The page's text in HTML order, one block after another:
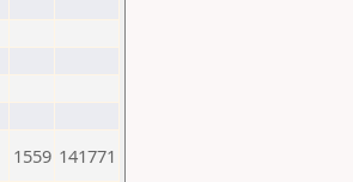
1559 141771